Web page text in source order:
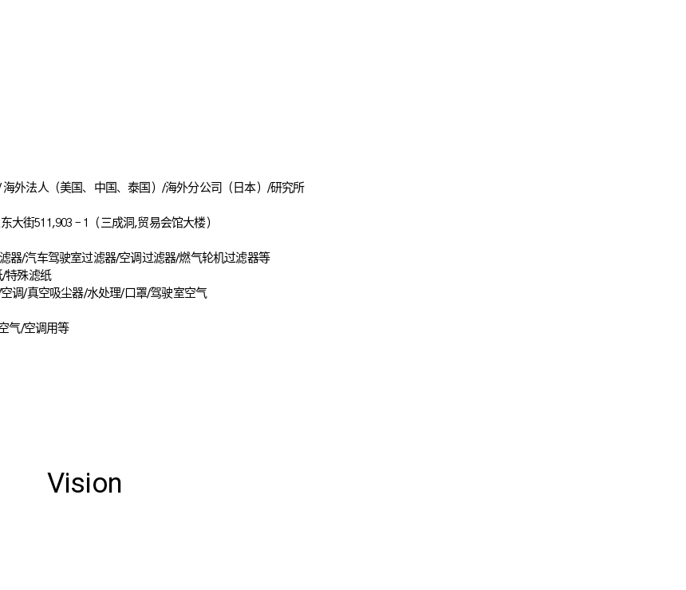
海外法人（美国、中国、泰国）/海外分公司（日本）/研究所
大街511,903 – 1（三成洞,贸易会馆大楼）
器/汽车驾驶室过滤器/空调过滤器/燃气轮机过滤器等
特殊滤纸
调/真空吸尘器/水处理/口罩/驾驶室空气
气/空调用等
Vision